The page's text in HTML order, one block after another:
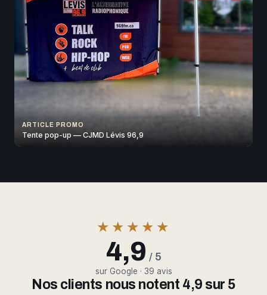
ARTICLE PROMO
Tente pop-up — CJMD Lévis 96,9
★★★★★
4,9 / 5
sur Google · 39 avis
Nos clients nous notent 4,9 sur 5